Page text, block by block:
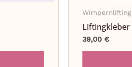
Dieses
Wimpernlifting
Liftingkleber
39,00 €